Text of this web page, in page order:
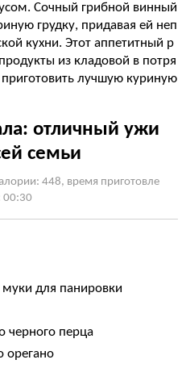
Сочный грибной винный
грудку, придавая ей неп
кухни. Этот аппетитный р
из кладовой в потря
лучшую куриную
отличный ужи
семьи
448, время приготовле
00:30
муки для панировки
черного перца
орегано